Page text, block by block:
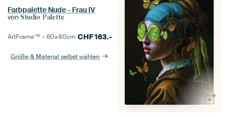
Farbpalette Nude - Frau IV
von Studio Palette
ArtFrame™ –60×80cm CHF163.-
Größe & Material selbst wählen